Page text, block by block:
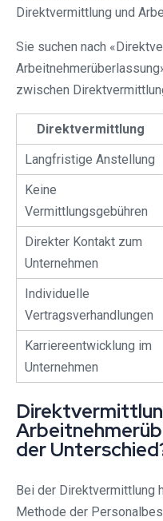
Direktvermittlung und
Sie suchen nach
zwischen
Direktvermittlung
Langfristige Anstellung
Keine
Vermittlungsgebühren
Direkter Kontakt zum
Unternehmen
Individuelle
Vertragsverhandlungen
Karriereentwicklung im
Unternehmen
der
Bei der Direktvermittlung
Methode der